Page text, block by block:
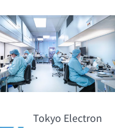
Tokyo Electron